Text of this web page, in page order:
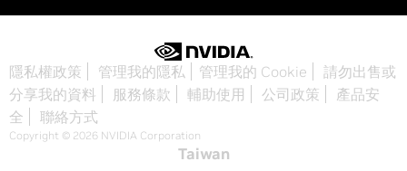
隱私權政策 管理我的隱私 管理我的 Cookie
請勿出售或
分享我的資料
服務條款 輔助使用 公司政策
產品安
全
聯絡方式
Copyright © 2026 NVIDIA Corporation
Taiwan